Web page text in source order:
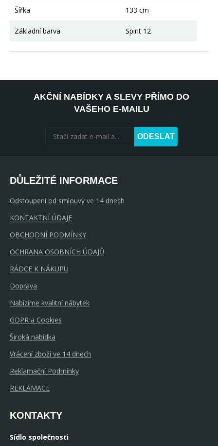
Šířka 133 cm
Základní barva Spirit 12
AKČNÍ NABÍDKY A SLEVY PŘÍMO DO
VAŠEHO E-MAILU
ODESLAT
DŮLEŽITÉ INFORMACE
Odstoupení od smlouvy ve 14 dnech
KONTAKTNÍ ÚDAJE
OBCHODNÍ PODMÍNKY
OCHRANA OSOBNÍCH ÚDAJŮ
RÁDCE K NÁKUPU
Doprava
Nabízíme kvalitní nábytek
GDPR a Cookies
Široká nabídka
Vrácení zboží ve 14 dnech
Reklamační Podmínky
REKLAMACE
KONTAKTY
Sídlo společnosti